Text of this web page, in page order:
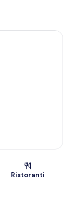
Ristoranti